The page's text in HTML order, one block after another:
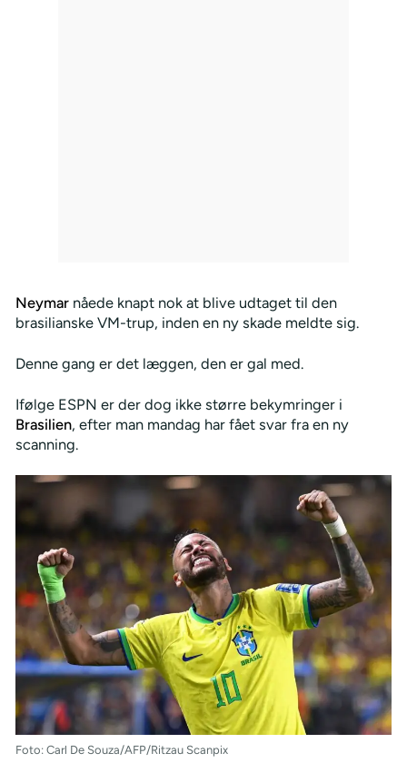
Neymarnåede knapt nok at blive udtaget til den
brasilianske VM-trup, inden en ny skade meldte sig.
Denne gang er det læggen, den er gal med.
Ifølge ESPN er der dog ikke større bekymringer i
Brasilien, efter man mandag har fået svar fra en ny
scanning.
Foto: Carl De Souza/AFP/Ritzau Scanpix